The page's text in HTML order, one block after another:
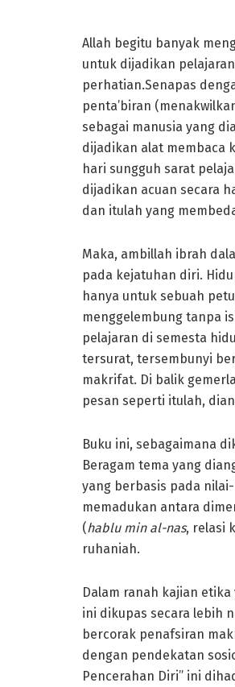
Allah begitu banyak
untuk dijadikan
perhatian.Senapas
penta’biran
sebagai manusia yang
dijadikan alat membaca
hari sungguh sarat
dijadikan acuan secara
dan itulah yang
Maka, ambillah ibrah
pada kejatuhan diri.
hanya untuk sebuah
menggelembung tanpa
pelajaran di semesta
tersurat, tersembunyi
makrifat. Di balik
pesan seperti itulah,
Buku ini, sebagaimana
Beragam tema yang
yang berbasis pada
memadukan antara
(hablu min al-nas, relasi
ruhaniah.
Dalam ranah kajian
ini dikupas secara lebih
bercorak penafsiran
dengan pendekatan
Pencerahan Diri” ini